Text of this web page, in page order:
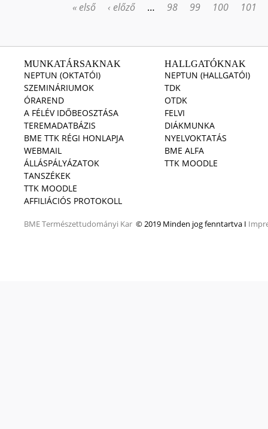
« első ‹ előző … 98 99 100 101
MUNKATÁRSAKNAK
NEPTUN (OKTATÓI)
SZEMINÁRIUMOK
ÓRAREND
A FÉLÉV IDŐBEOSZTÁSA
TEREMADATBÁZIS
BME TTK RÉGI HONLAPJA
WEBMAIL
ÁLLÁSPÁLYÁZATOK
TANSZÉKEK
TTK MOODLE
AFFILIÁCIÓS PROTOKOLL
BMETermészettudományi Kar © 2019 Minden jog fenntartva I
HALLGATÓKNAK
NEPTUN (HALLGATÓI)
TDK
OTDK
FELVI
DIÁKMUNKA
NYELVOKTATÁS
BME ALFA
TTK MOODLE